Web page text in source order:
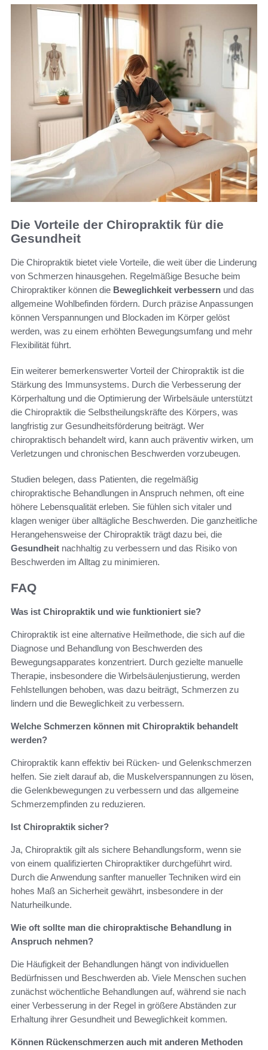
Die Vorteile der Chiropraktik für die
Gesundheit
Die Chiropraktik bietet viele Vorteile, die weit über die Linderung
von Schmerzen hinausgehen. Regelmäßige Besuche beim
Chiropraktiker können die Beweglichkeit verbessern und das
allgemeine Wohlbefinden fördern. Durch präzise Anpassungen
können Verspannungen und Blockaden im Körper gelöst
werden, was zu einem erhöhten Bewegungsumfang und mehr
Flexibilität führt.
Ein weiterer bemerkenswerter Vorteil der Chiropraktik ist die
Stärkung des Immunsystems. Durch die Verbesserung der
Körperhaltung und die Optimierung der Wirbelsäule unterstützt
die Chiropraktik die Selbstheilungskräfte des Körpers, was
langfristig zur Gesundheitsförderung beiträgt. Wer
chiropraktisch behandelt wird, kann auch präventiv wirken, um
Verletzungen und chronischen Beschwerden vorzubeugen.
Studien belegen, dass Patienten, die regelmäßig
chiropraktische Behandlungen in Anspruch nehmen, oft eine
höhere Lebensqualität erleben. Sie fühlen sich vitaler und
klagen weniger über alltägliche Beschwerden. Die ganzheitliche
Herangehensweise der Chiropraktik trägt dazu bei, die
Gesundheit nachhaltig zu verbessern und das Risiko von
Beschwerden im Alltag zu minimieren.
FAQ
Was ist Chiropraktik und wie funktioniert sie?
Chiropraktik ist eine alternative Heilmethode, die sich auf die
Diagnose und Behandlung von Beschwerden des
Bewegungsapparates konzentriert. Durch gezielte manuelle
Therapie, insbesondere die Wirbelsäulenjustierung, werden
Fehlstellungen behoben, was dazu beiträgt, Schmerzen zu
lindern und die Beweglichkeit zu verbessern.
Welche Schmerzen können mit Chiropraktik behandelt
werden?
Chiropraktik kann effektiv bei Rücken- und Gelenkschmerzen
helfen. Sie zielt darauf ab, die Muskelverspannungen zu lösen,
die Gelenkbewegungen zu verbessern und das allgemeine
Schmerzempfinden zu reduzieren.
Ist Chiropraktik sicher?
Ja, Chiropraktik gilt als sichere Behandlungsform, wenn sie
von einem qualifizierten Chiropraktiker durchgeführt wird.
Durch die Anwendung sanfter manueller Techniken wird ein
hohes Maß an Sicherheit gewährt, insbesondere in der
Naturheilkunde.
Wie oft sollte man die chiropraktische Behandlung in
Anspruch nehmen?
Die Häufigkeit der Behandlungen hängt von individuellen
Bedürfnissen und Beschwerden ab. Viele Menschen suchen
zunächst wöchentliche Behandlungen auf, während sie nach
einer Verbesserung in der Regel in größere Abständen zur
Erhaltung ihrer Gesundheit und Beweglichkeit kommen.
Können Rückenschmerzen auch mit anderen Methoden